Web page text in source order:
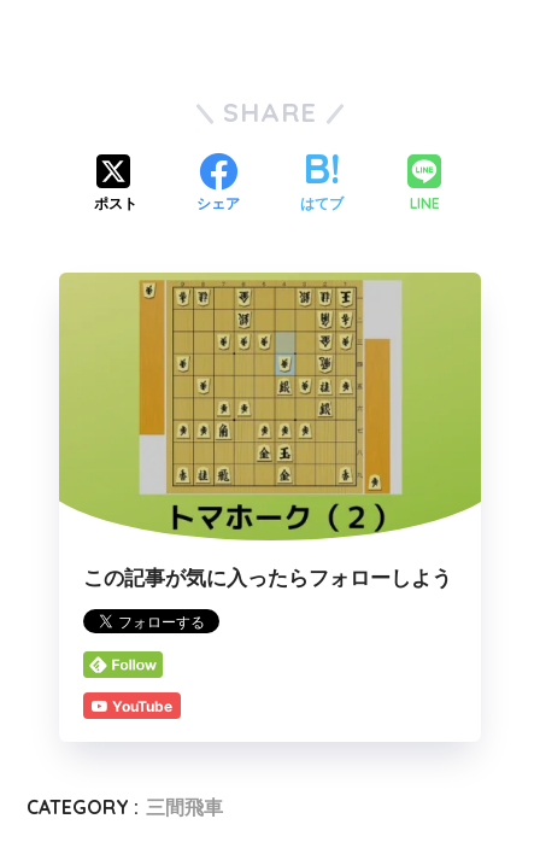
SHARE
ポスト シェア はてブ LINE
この記事が気に入ったらフォローしよう
YouTube
CATEGORY : 三間飛車